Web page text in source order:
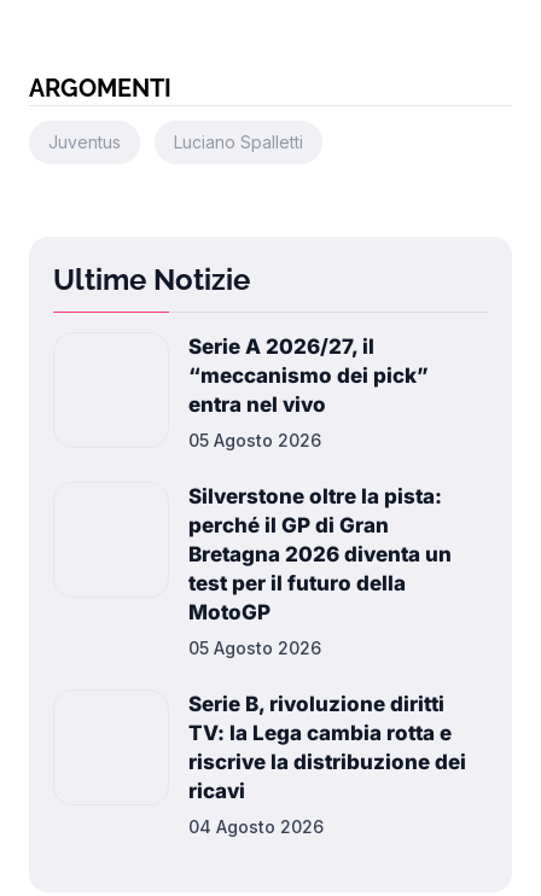
ARGOMENTI
Juventus Luciano Spalletti
Ultime Notizie
Serie A 2026/27, il
“meccanismo dei pick”
entra nel vivo
05 Agosto 2026
Silverstone oltre la pista:
perché il GP di Gran
Bretagna 2026 diventa un
test per il futuro della
MotoGP
05 Agosto 2026
Serie B, rivoluzione diritti
TV: la Lega cambia rotta e
riscrive la distribuzione dei
ricavi
04 Agosto 2026